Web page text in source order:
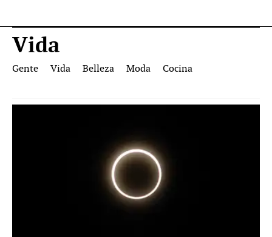
Vida
Gente Vida Belleza Moda Cocina